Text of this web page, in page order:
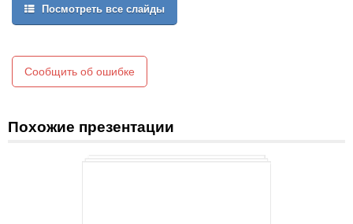
Посмотреть все слайды
Сообщить об ошибке
Похожие презентации